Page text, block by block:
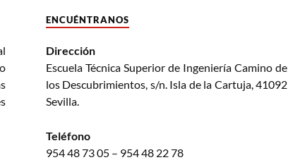
ENCUÉNTRANOS
Dirección
Escuela Técnica Superior de Ingeniería Camino de
los Descubrimientos, s/n. Isla de la Cartuja, 41092
Sevilla.
Teléfono
954 48 73 05 – 954 48 22 78